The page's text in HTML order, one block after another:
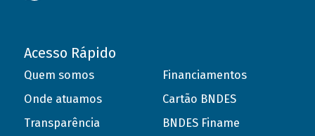
Acesso Rápido
Quem somos
Onde atuamos
Transparência
Financiamentos
Cartão BNDES
BNDES Finame